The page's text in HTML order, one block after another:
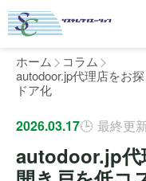
サービス紹介
料金
個人宅
ホーム
コラム
autodoor.jp代理店をお
ドア化
2026.03.17 最終更
autodoor.jp代